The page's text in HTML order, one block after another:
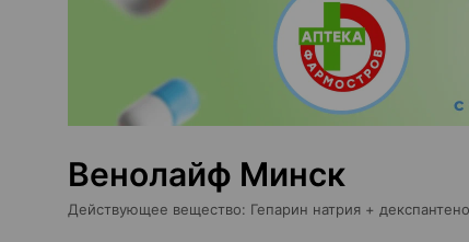
Венолайф Минск
Действующее вещество: Гепарин натрия +